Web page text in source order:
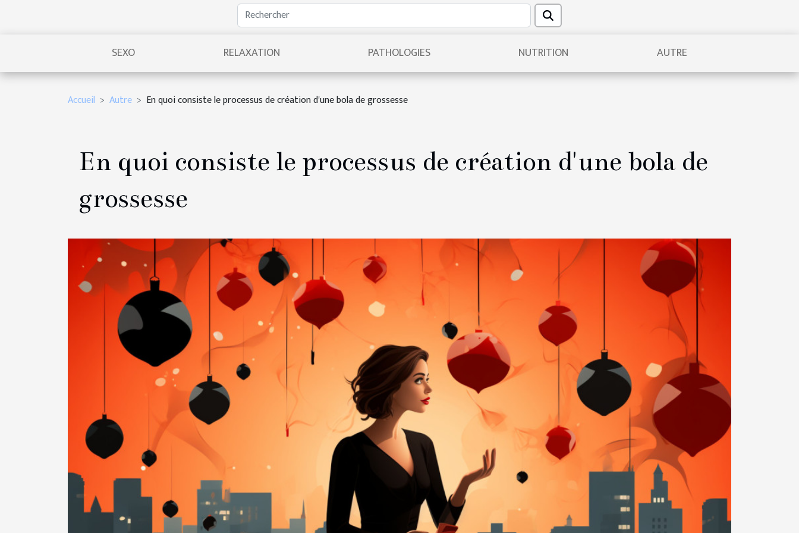
SEXO RELAXATION PATHOLOGIES NUTRITION AUTRE
Accueil Autre En quoi consiste le processus de création d'une bola de grossesse
En quoi consiste le processus de création d'une bola de
grossesse